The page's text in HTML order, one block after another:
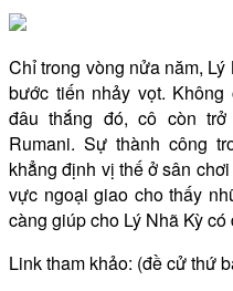
Chỉ trong vòng nửa năm,
bước tiến nhảy vọt.
đâu thắng đó, cô còn
Rumani. Sự thành công
khẳng định vị thế ở sân
vực ngoại giao cho thấy
càng giúp cho Lý Nhã Kỳ
Link tham khảo: (đề cử thứ